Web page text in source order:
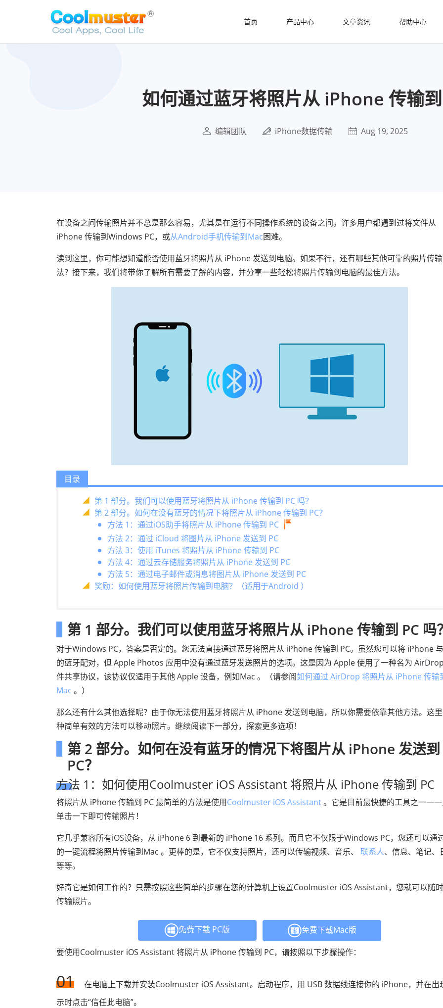
首页 产品中心 文章资讯 帮助中心
如何通过蓝牙将照片从 iPhone 传输
编辑团队 iPhone数据传输 Aug 19, 2025
在设备之间传输照片并不总是那么容易，尤其是在运行不同操作系统的设备之间。许多用户都遇到过将文件从
iPhone 传输到Windows PC，或从Android手机传输到Mac困难。
读到这里，你可能想知道能否使用蓝牙将照片从 iPhone 发送到电脑。如果不行，还有哪些其他可靠的照片传
法？接下来，我们将带你了解所有需要了解的内容，并分享一些轻松将照片传输到电脑的最佳方法。
目录
第 1 部分。我们可以使用蓝牙将照片从 iPhone 传输到 PC 吗？
第 2 部分。如何在没有蓝牙的情况下将照片从 iPhone 传输到 PC？
方法 1：通过iOS助手将照片从 iPhone 传输到 PC
方法 2：通过 iCloud 将图片从 iPhone 发送到 PC
方法 3：使用 iTunes 将照片从 iPhone 传输到 PC
方法 4：通过云存储服务将照片从 iPhone 发送到 PC
方法 5：通过电子邮件或消息将图片从 iPhone 发送到 PC
奖励：如何使用蓝牙将照片传输到电脑？（适用于Android ）
第 1 部分。我们可以使用蓝牙将照片从 iPhone 传输到 PC 吗
对于Windows PC，答案是否定的。您无法直接通过蓝牙将照片从 iPhone 传输到 PC。虽然您可以将 iPhone
的蓝牙配对，但 Apple Photos 应用中没有通过蓝牙发送照片的选项。这是因为 Apple 使用了一种名为
件共享协议，该协议仅适用于其他 Apple 设备，例如Mac 。（请参阅如何通过 AirDrop 将照片从 iPhone 传输
Mac 。）
那么还有什么其他选择呢？由于你无法使用蓝牙将照片从 iPhone 发送到电脑，所以你需要依靠其他方法。这
种简单有效的方法可以移动照片。继续阅读下一部分，探索更多选项！
第 2 部分。如何在没有蓝牙的情况下将图片从 iPhone 发送到
PC？
方法 1：如何使用Coolmuster iOS Assistant 将照片从 iPhone 传输到 PC
将照片从 iPhone 传输到 PC 最简单的方法是使用Coolmuster iOS Assistant。它是目前最快捷的工具之一
单击一下即可传输照片！
它几乎兼容所有iOS设备，从 iPhone 6 到最新的 iPhone 16 系列。而且它不仅限于Windows PC，您还可以通
的一键流程将照片传输到Mac 。更棒的是，它不仅支持照片，还可以传输视频、音乐、 联系人、信息、笔记、
等等。
好奇它是如何工作的？只需按照这些简单的步骤在您的计算机上设置Coolmuster iOS Assistant，您就可以随
传输照片。
免费下载 PC版 免费下载Mac版
要使用Coolmuster iOS Assistant 将照片从 iPhone 传输到 PC，请按照以下步骤操作：
01
在电脑上下载并安装Coolmuster iOS Assistant。启动程序，用 USB 数据线连接你的 iPhone，并在出
示时点击“信任此电脑”。